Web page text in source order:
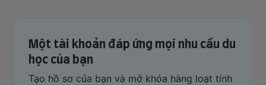
Một tài khoản đáp ứng mọi nhu cầu du
học của bạn
Tạo hồ sơ của bạn và mở khóa hàng loạt tính